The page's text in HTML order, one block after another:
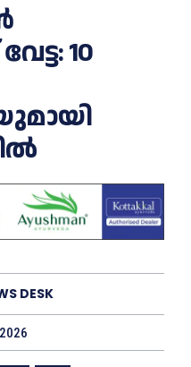
10
DESK